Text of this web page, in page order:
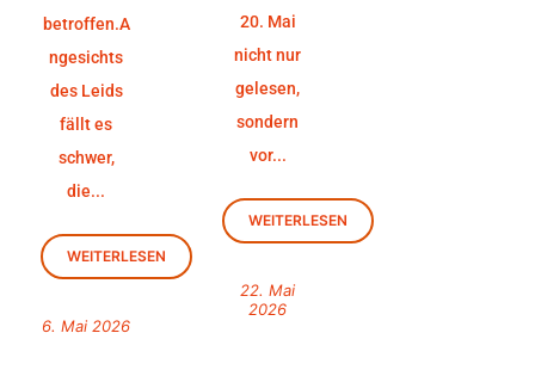
20. Mai
nicht nur
gelesen,
sondern
vor...
WEITERLESEN
22. Mai
2026
betroffen.A
ngesichts
des Leids
fällt es
schwer,
die...
WEITERLESEN
6. Mai 2026